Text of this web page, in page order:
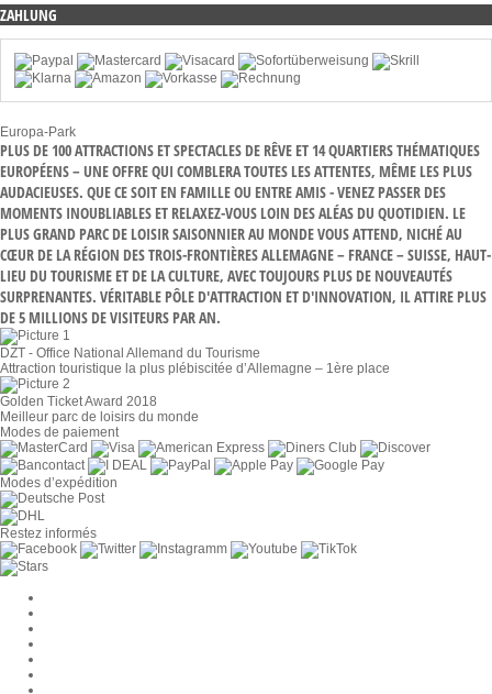
ZAHLUNG
Europa-Park
PLUS DE 100 ATTRACTIONS ET SPECTACLES DE RÊVE ET 14 QUARTIERS THÉMATIQUES
EUROPÉENS – UNE OFFRE QUI COMBLERA TOUTES LES ATTENTES, MÊME LES PLUS
AUDACIEUSES. QUE CE SOIT EN FAMILLE OU ENTRE AMIS - VENEZ PASSER DES
MOMENTS INOUBLIABLES ET RELAXEZ-VOUS LOIN DES ALÉAS DU QUOTIDIEN. LE
PLUS GRAND PARC DE LOISIR SAISONNIER AU MONDE VOUS ATTEND, NICHÉ AU
CŒUR DE LA RÉGION DES TROIS-FRONTIÈRES ALLEMAGNE – FRANCE – SUISSE, HAUT-
LIEU DU TOURISME ET DE LA CULTURE, AVEC TOUJOURS PLUS DE NOUVEAUTÉS
SURPRENANTES. VÉRITABLE PÔLE D'ATTRACTION ET D'INNOVATION, IL ATTIRE PLUS
DE 5 MILLIONS DE VISITEURS PAR AN.
DZT - Office National Allemand du Tourisme
Attraction touristique la plus plébiscitée d’Allemagne – 1ère place
Golden Ticket Award 2018
Meilleur parc de loisirs du monde
Modes de paiement
Modes d’expédition
Restez informés